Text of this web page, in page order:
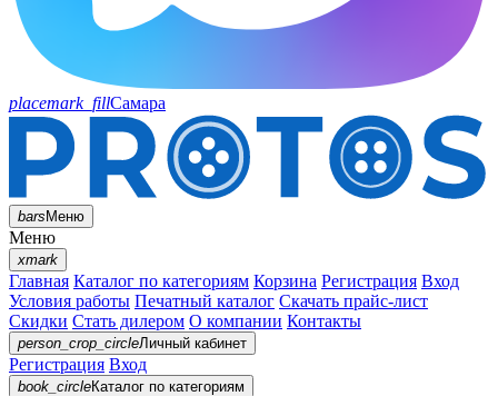
placemark_fillСамара
barsМеню
Меню
xmark
Главная Каталог по категориям Корзина Регистрация Вход
Условия работы Печатный каталог Скачать прайс-лист
Скидки Стать дилером О компании Контакты
person_crop_circleЛичный кабинет
Регистрация Вход
book_circleКаталог по категориям